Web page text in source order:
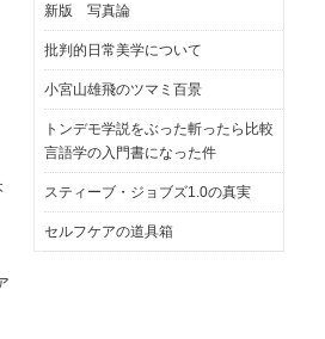
新版 写真論
批判的日常美学について
小宮山雄飛のツマミ百景
トンデモ学説をぶった斬ったら比較
言語学の入門書になった件
スティーブ・ジョブズ1.0の真実
セルフケアの道具箱